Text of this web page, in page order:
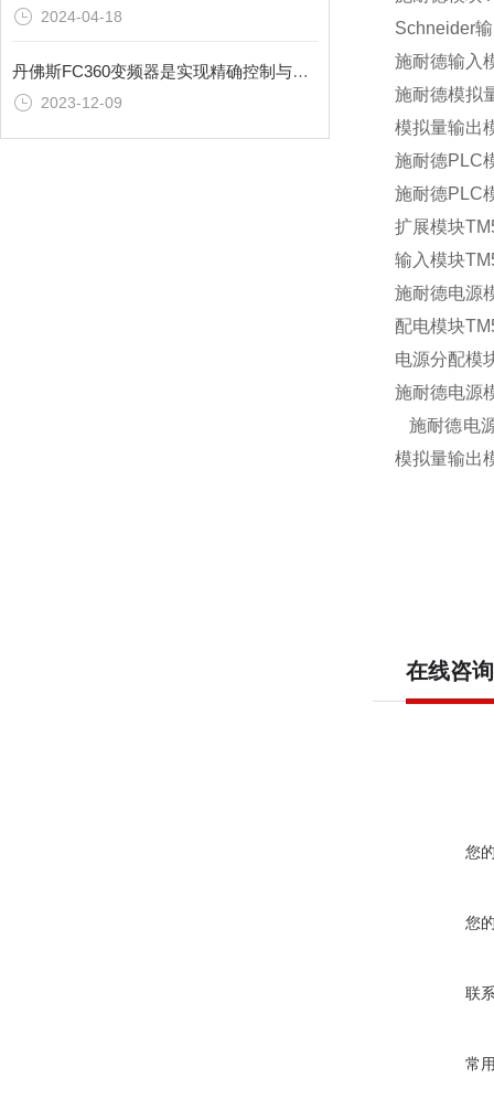
2024-04-18
丹佛斯FC360变频器是实现精确控制与节能环保的关键设备
2023-12-09
Schneider
施耐德输入
施耐德模拟
模拟量输出
施耐德PLC
施耐德PLC
扩展模块
输入模块
施耐德电源
配电模块
电源分配模
施耐德电源
施耐德电
模拟量输出
在线咨询
您
您
联
常